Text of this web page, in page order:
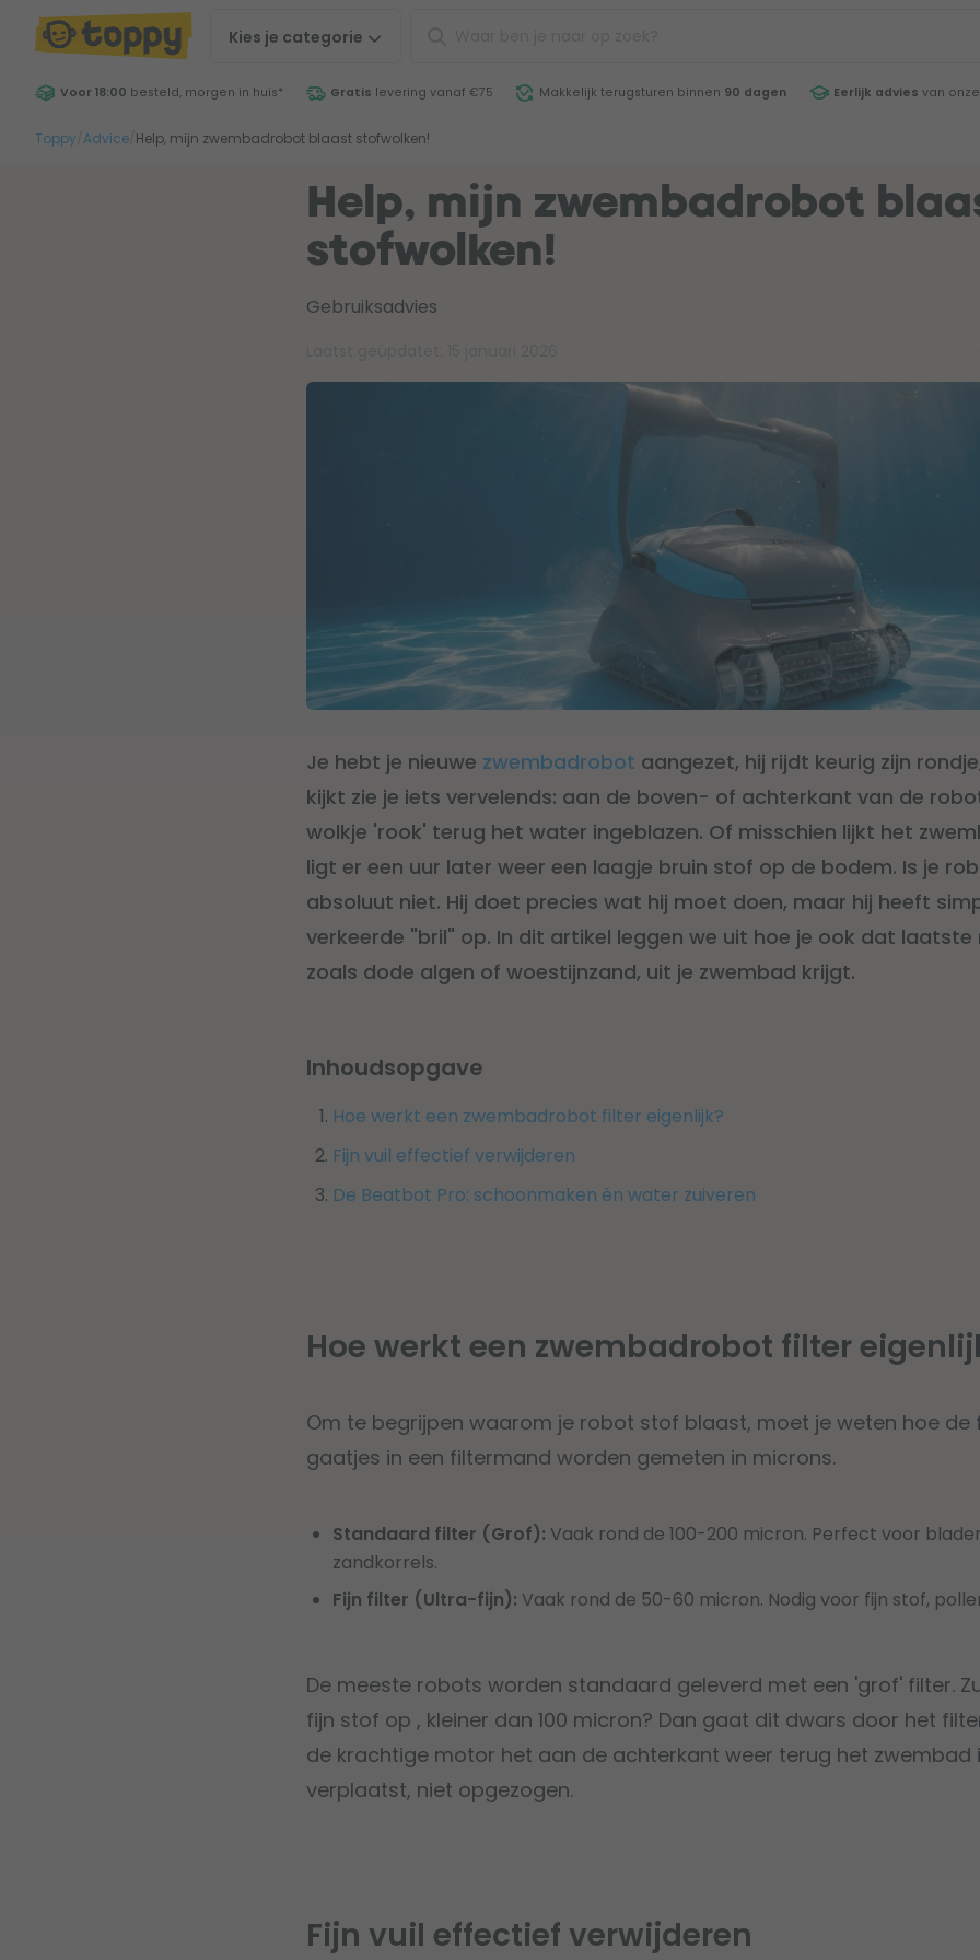
Kies je categorie
Voor 18:00 besteld, morgen in huis* Gratis levering vanaf €75 Makkelijk terugsturen binnen 90 dagen Eerlijk advies van
Toppy Advice Help, mijn zwembadrobot blaast stofwolken!
Help, mijn zwembadrobot
stofwolken!
Gebruiksadvies
Je hebt je nieuwe zwembadrobot aangezet, hij rijdt keurig zijn
kijkt zie je iets vervelends: aan de boven- of achterkant van de
wolkje 'rook' terug het water ingeblazen. Of misschien lijkt het
ligt er een uur later weer een laagje bruin stof op de bodem. Is je
absoluut niet. Hij doet precies wat hij moet doen, maar hij heeft
verkeerde "bril" op. In dit artikel leggen we uit hoe je ook dat
zoals dode algen of woestijnzand, uit je zwembad krijgt.
Inhoudsopgave
Hoe werkt een zwembadrobot filter eigenlijk?
Fijn vuil effectief verwijderen
De Beatbot Pro: schoonmaken én water zuiveren
Hoe werkt een zwembadrobot filter
Om te begrijpen waarom je robot stof blaast, moet je weten hoe de
gaatjes in een filtermand worden gemeten in microns.
Standaard filter (Grof): Vaak rond de 100-200 micron. Perfect voor
zandkorrels.
Fijn filter (Ultra-fijn): Vaak rond de 50-60 micron. Nodig voor fijn stof,
De meeste robots worden standaard geleverd met een 'grof' filter.
fijn stof op , kleiner dan 100 micron? Dan gaat dit dwars door het
de krachtige motor het aan de achterkant weer terug het zwembad
verplaatst, niet opgezogen.
Fijn vuil effectief verwijderen